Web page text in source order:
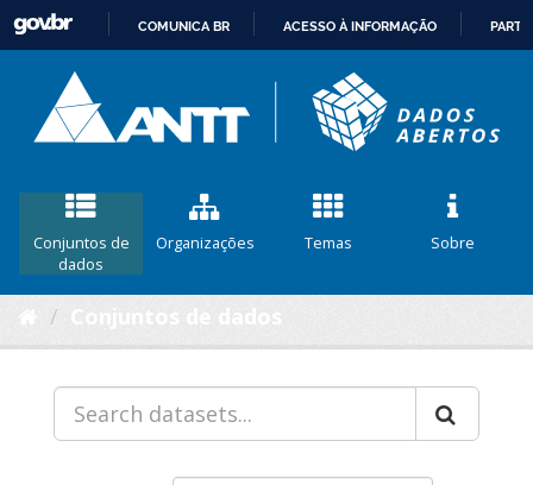
CONTEÚDO
COMUNICA BR ACESSO À INFORMAÇÃO
Conjuntos de
dados
Organizações Temas Sobre